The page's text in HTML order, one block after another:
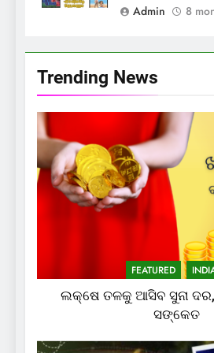
Admin
8
Trending News
FEATURED
ଲକ୍ଷେ ତଳକୁ ଆସିବ ସୁନା ଦର,
ସଙ୍କେତ